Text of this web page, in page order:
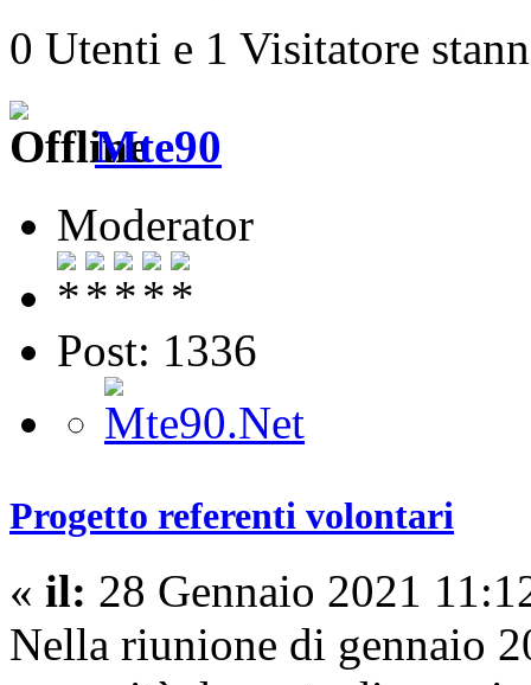
0 Utenti e 1 Visitatore
Mte90
Moderator
Post: 1336
Progetto referenti volontari
« il: 28 Gennaio 2021
Nella riunione di gennaio